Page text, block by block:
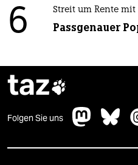
6 Streit um Rente mit
Passgenauer
taz
Folgen Sie uns